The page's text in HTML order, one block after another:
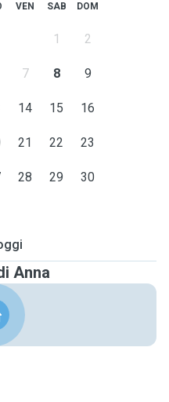
VEN SAB DOM
1 2
7 8 9
14 15 16
21 22 23
28 29 30
Anna